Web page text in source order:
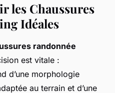
les Chaussures
Idéales
randonnée
est vitale :
d’une morphologie
au terrain et d’une